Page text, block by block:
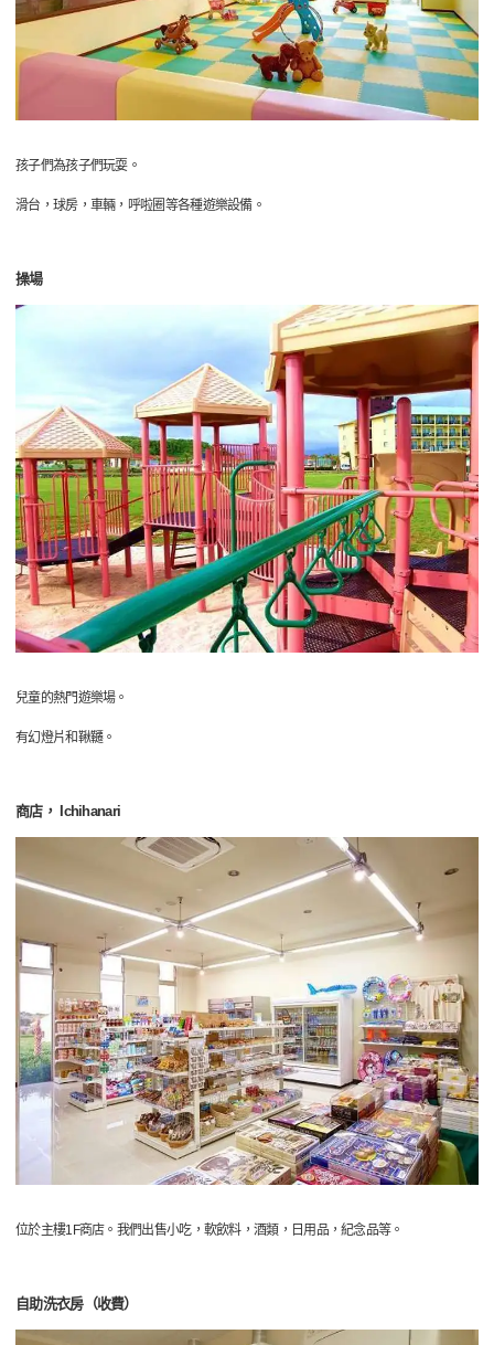
孩子們為孩子們玩耍。
滑台，球房，車輛，呼啦圈等各種遊樂設備。
操場
兒童的熱門遊樂場。
有幻燈片和鞦韆。
商店， Ichihanari
位於主樓1F商店。我們出售小吃，軟飲料，酒類，日用品，紀念品等。
自助洗衣房（收費）